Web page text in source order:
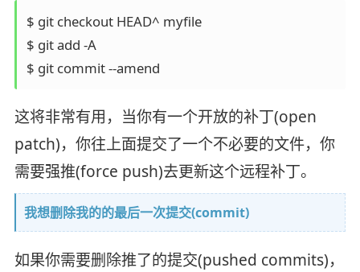
$ git checkout HEAD^ myfile
$ git add -A
这将非常有用，当你有一个开放的补丁(open
patch)，你往上面提交了一个不必要的文件，你
需要强推(force push)去更新这个远程补丁。
我想删除我的的最后一次提交(commit)
如果你需要删除推了的提交(pushed commits)，